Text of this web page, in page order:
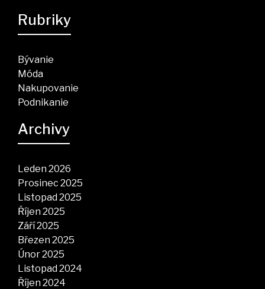
Rubriky
Bývanie
Móda
Nakupovanie
Podnikanie
Archivy
Leden 2026
Prosinec 2025
Listopad 2025
Říjen 2025
Září 2025
Březen 2025
Únor 2025
Listopad 2024
Říjen 2024